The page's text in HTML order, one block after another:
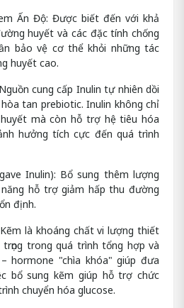
Ấn Độ: Được biết đến với khả
huyết và các đặc tính chống
bảo vệ cơ thể khỏi những tác
huyết cao.
cung cấp Inulin tự nhiên dồi
tan prebiotic. Inulin không chỉ
mà còn hỗ trợ hệ tiêu hóa
hưởng tích cực đến quá trình
Inulin): Bổ sung thêm lượng
hỗ trợ giảm hấp thu đường
định.
là khoáng chất vi lượng thiết
trong quá trình tổng hợp và
hormone "chìa khóa" giúp đưa
bổ sung kẽm giúp hỗ trợ chức
chuyển hóa glucose.